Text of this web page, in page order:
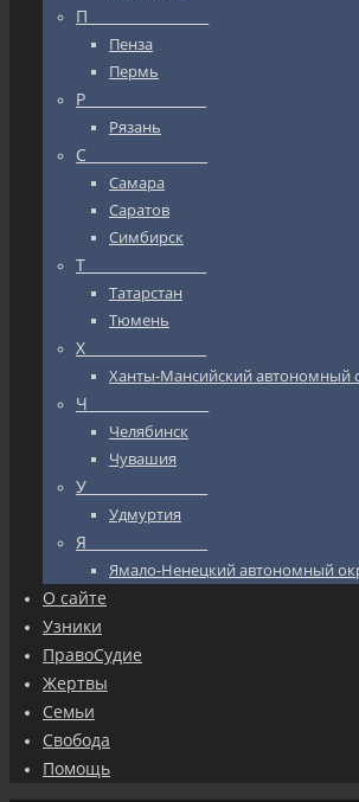
П_________________
Пенза
Пермь
Р_________________
Рязань
С_________________
Самара
Саратов
Симбирск
Т_________________
Татарстан
Тюмень
Х_________________
Ханты-Мансийский автономный
Ч_________________
Челябинск
Чувашия
У_________________
Удмуртия
Я_________________
Ямало-Ненецкий автономный
О сайте
Узники
ПравоСудие
Жертвы
Семьи
Свобода
Помощь